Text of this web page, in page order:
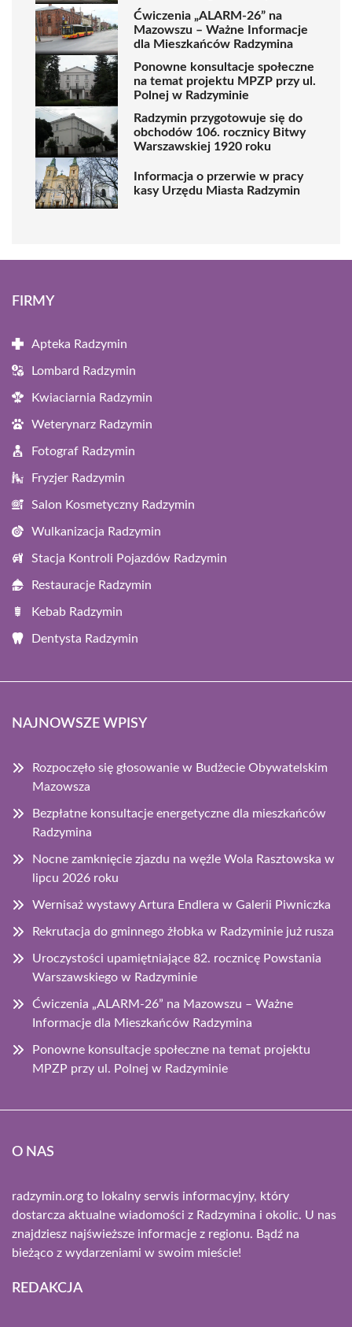
Ćwiczenia „ALARM-26” na
Mazowszu – Ważne Informacje
dla Mieszkańców Radzymina
Ponowne konsultacje społeczne
na temat projektu MPZP przy ul.
Polnej w Radzyminie
Radzymin przygotowuje się do
obchodów 106. rocznicy Bitwy
Warszawskiej 1920 roku
Informacja o przerwie w pracy
kasy Urzędu Miasta Radzymin
FIRMY
Apteka Radzymin
Lombard Radzymin
Kwiaciarnia Radzymin
Weterynarz Radzymin
Fotograf Radzymin
Fryzjer Radzymin
Salon Kosmetyczny Radzymin
Wulkanizacja Radzymin
Stacja Kontroli Pojazdów Radzymin
Restauracje Radzymin
Kebab Radzymin
Dentysta Radzymin
NAJNOWSZE WPISY
Rozpoczęło się głosowanie w Budżecie Obywatelskim
Mazowsza
Bezpłatne konsultacje energetyczne dla mieszkańców
Radzymina
Nocne zamknięcie zjazdu na węźle Wola Rasztowska w
lipcu 2026 roku
Wernisaż wystawy Artura Endlera w Galerii Piwniczka
Rekrutacja do gminnego żłobka w Radzyminie już rusza
Uroczystości upamiętniające 82. rocznicę Powstania
Warszawskiego w Radzyminie
Ćwiczenia „ALARM-26” na Mazowszu – Ważne
Informacje dla Mieszkańców Radzymina
Ponowne konsultacje społeczne na temat projektu
MPZP przy ul. Polnej w Radzyminie
O NAS
radzymin.org to lokalny serwis informacyjny, który
dostarcza aktualne wiadomości z Radzymina i okolic. U nas
znajdziesz najświeższe informacje z regionu. Bądź na
bieżąco z wydarzeniami w swoim mieście!
REDAKCJA